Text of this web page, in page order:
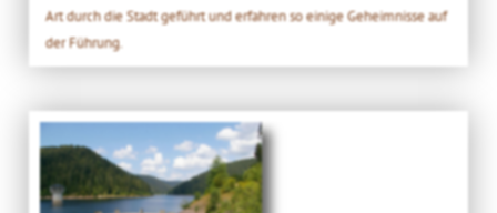
Art durch die Stadt geführt und erfahren so einige Geheimnisse auf
der Führung.